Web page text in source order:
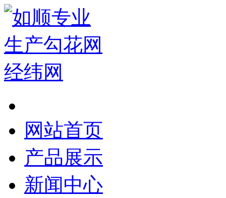
网站首页
产品展示
新闻中心